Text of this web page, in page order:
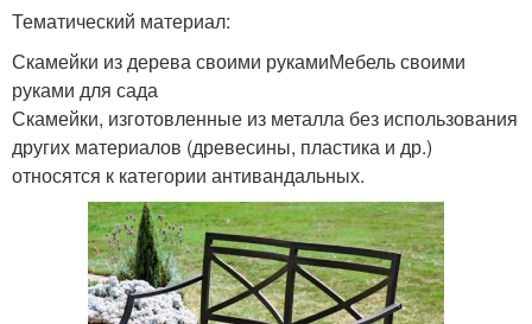
Тематический материал:
Скамейки из дерева своими рукамиМебель своими
руками для сада
Скамейки, изготовленные из металла без использования
других материалов (древесины, пластика и др.)
относятся к категории антивандальных.